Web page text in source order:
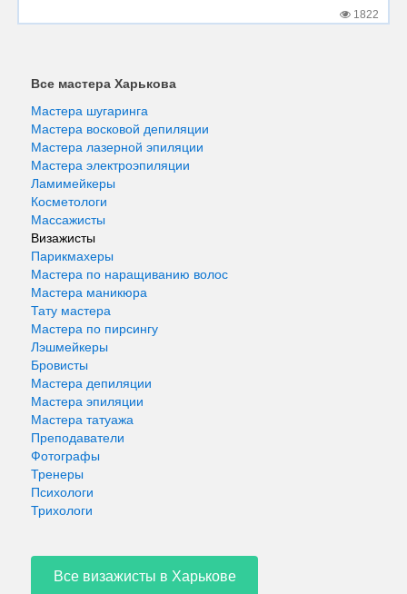
1822
Все мастера Харькова
Мастера шугаринга
Мастера восковой депиляции
Мастера лазерной эпиляции
Мастера электроэпиляции
Ламимейкеры
Косметологи
Массажисты
Визажисты
Парикмахеры
Мастера по наращиванию волос
Мастера маникюра
Тату мастера
Мастера по пирсингу
Лэшмейкеры
Бровисты
Мастера депиляции
Мастера эпиляции
Мастера татуажа
Преподаватели
Фотографы
Тренеры
Психологи
Трихологи
Все визажисты в Харькове